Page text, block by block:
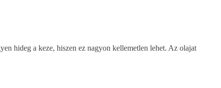
hideg a keze, hiszen ez nagyon kellemetlen lehet. Az olajat